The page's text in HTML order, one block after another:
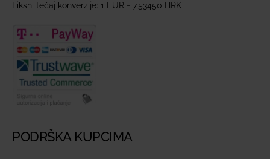
Fiksni tečaj konverzije: 1 EUR = 7,53450 HRK
PODRŠKA KUPCIMA